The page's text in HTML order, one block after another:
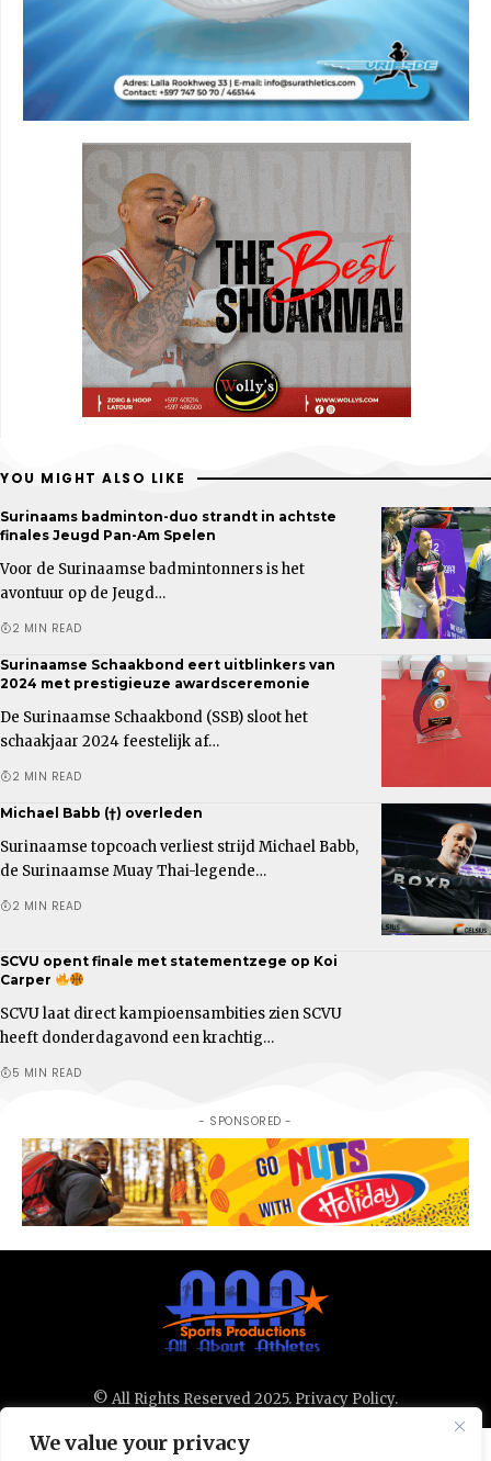
We value your privacy
YOU MIGHT ALSO LIKE
Surinaams badminton-duo strandt in achtste
finales Jeugd Pan-Am Spelen
Voor de Surinaamse badmintonners is het
avontuur op de Jeugd…
2 MIN READ
Surinaamse Schaakbond eert uitblinkers van
2024 met prestigieuze awardsceremonie
De Surinaamse Schaakbond (SSB) sloot het
schaakjaar 2024 feestelijk af…
2 MIN READ
Michael Babb (†) overleden
Surinaamse topcoach verliest strijd Michael Babb,
de Surinaamse Muay Thai-legende…
2 MIN READ
SCVU opent finale met statementzege op Koi
Carper
SCVU laat direct kampioensambities zien SCVU
heeft donderdagavond een krachtig…
5 MIN READ
- SPONSORED -
© All Rights Reserved 2025. Privacy Policy.